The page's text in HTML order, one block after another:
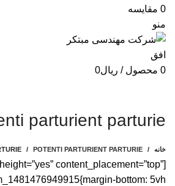
0 مقایسه
منو
0 محصول / ریال0
parturient parturie
خانه POTENTI PARTURIENT PARTURIE
content_placement=”top”
bottom: 5vh